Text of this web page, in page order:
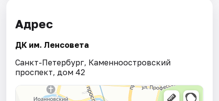
Адрес
ДК им. Ленсовета
Санкт-Петербург, Каменноостровский
проспект, дом 42